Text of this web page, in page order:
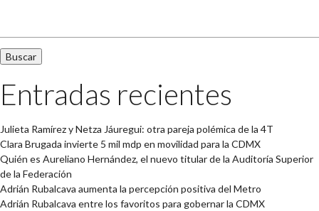
Entradas recientes
Julieta Ramírez y Netza Jáuregui: otra pareja polémica de la 4T
Clara Brugada invierte 5 mil mdp en movilidad para la CDMX
Quién es Aureliano Hernández, el nuevo titular de la Auditoría Superior
de la Federación
Adrián Rubalcava aumenta la percepción positiva del Metro
Adrián Rubalcava entre los favoritos para gobernar la CDMX